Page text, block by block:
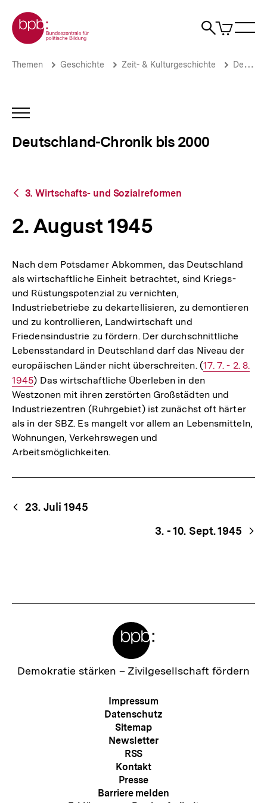
zum
Seiteninhalt
springen
Zur Startseite der bpb
Suche
Artikel
im
Deutschland-
Chronik
2000
Brotkrümelnavigation
Pfadnavigation
Themen Geschichte Zeit- & Kulturgeschichte Deutschland-Chronik bis 2000
INHALTSNAVIGATION
Deutschland-Chronik bis 2000
Zurück
Übersicht
3. Wirtschafts- und Sozialreformen
2. August 1945
Nach dem Potsdamer Abkommen, das Deutschland
als wirtschaftliche Einheit betrachtet, sind Kriegs-
und Rüstungspotenzial zu vernichten,
Industriebetriebe zu dekartellisieren, zu demontieren
und zu kontrollieren, Landwirtschaft und
Friedensindustrie zu fördern. Der durchschnittliche
Lebensstandard in Deutschland darf das Niveau der
europäischen Länder nicht überschreiten. (Interner
Link:
17. 7. - 2. 8.
1945) Das wirtschaftliche Überleben in den
Westzonen mit ihren zerstörten Großstädten und
Industriezentren (Ruhrgebiet) ist zunächst oft härter
als in der SBZ. Es mangelt vor allem an Lebensmitteln,
Wohnungen, Verkehrswegen und
Arbeitsmöglichkeiten.
Begriffsnavigation
Content-
Navigation
23. Juli 1945
3. - 10. Sept. 1945
Zur
Demokratie stärken – Zivilgesellschaft fördern
Meta-
Navigation
Impressum
Datenschutz
Sitemap
Newsletter
RSS
Kontakt
Presse
Barriere melden